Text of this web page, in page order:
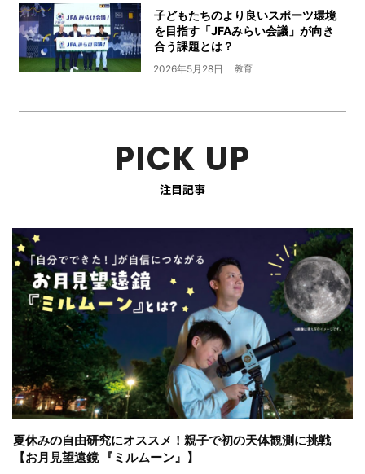
子どもたちのより良いスポーツ環境
を目指す「JFAみらい会議」が向き
合う課題とは？
2026年5月28日 教育
PICK UP
注目記事
夏休みの自由研究にオススメ！親子で初の天体観測に挑戦
【お月見望遠鏡 『ミルムーン』】